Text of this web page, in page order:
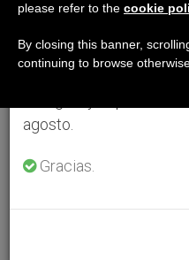
se generan menos
agosto.
Gracias.
please refer to the cookie
By closing this banner,
continuing to browse